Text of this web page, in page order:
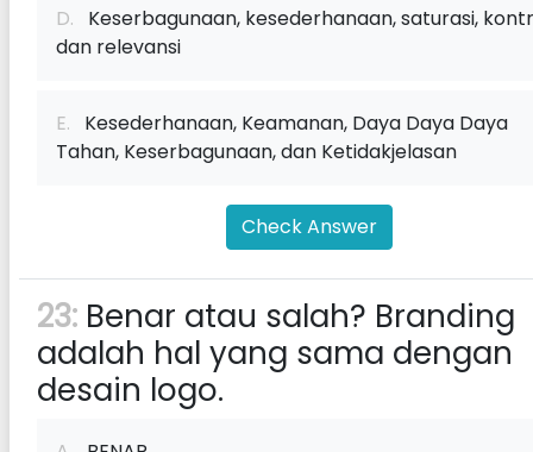
D. Keserbagunaan, kesederhanaan, saturasi,
dan relevansi
E. Kesederhanaan, Keamanan, Daya Daya Daya
Tahan, Keserbagunaan, dan Ketidakjelasan
Check Answer
23: Benar atau salah? Branding
adalah hal yang sama dengan
desain logo.